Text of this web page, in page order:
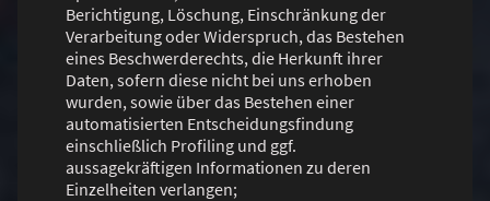
Berichtigung, Löschung, Einschränkung der
Verarbeitung oder Widerspruch, das Bestehen
eines Beschwerderechts, die Herkunft ihrer
Daten, sofern diese nicht bei uns erhoben
wurden, sowie über das Bestehen einer
automatisierten Entscheidungsfindung
einschließlich Profiling und ggf.
aussagekräftigen Informationen zu deren
Einzelheiten verlangen;